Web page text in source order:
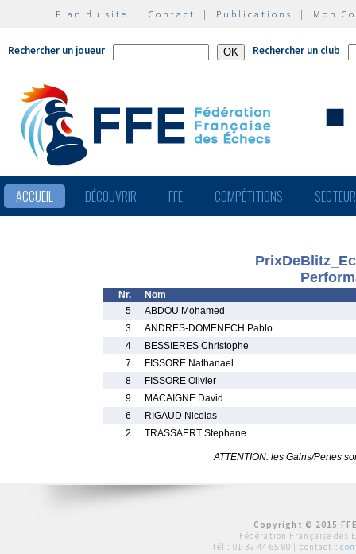
Plan du site | Contact | Publications | Mon
Rechercher un joueur Rechercher un club
ACCUEIL DÉCOUVRIR FFE COMPÉTITIONS
Nr.
Nom
5
ABDOU Mohamed
3
ANDRES-DOMENECH Pablo
4
BESSIERES Christophe
7
FISSORE Nathanael
8
FISSORE Olivier
9
MACAIGNE David
6
RIGAUD Nicolas
2
TRASSAERT Stephane
ATTENTION: les Gains/Pertes
Copyright © 2015
Fédération Française des
tél : 01 39 44 65 80 | contact :